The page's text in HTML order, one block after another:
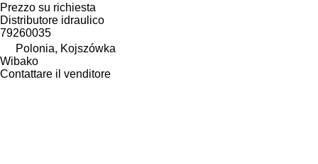
Prezzo su richiesta
Distributore idraulico
79260035
Polonia, Kojszówka
Wibako
Contattare il venditore